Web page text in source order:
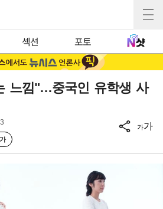
섹션 포토
느낌"…중국인 유학생 사
가가